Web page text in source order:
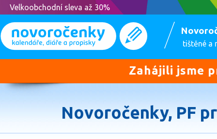
Velkoobchodní sleva až 30%
tištěné a
Zahájili jsme
Novoročenky, PF